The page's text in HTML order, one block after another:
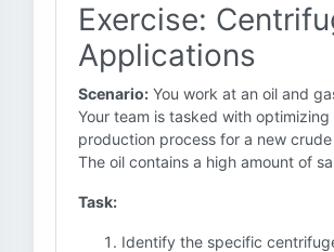
Exercise:
Applications
Scenario: You work at an oil and
Your team is tasked with optimizing
production process for a new
The oil contains a high amount of
Task:
Identify the specific